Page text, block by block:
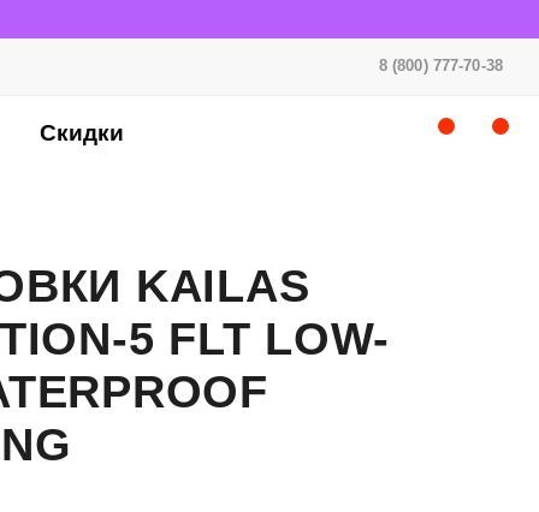
8 (800) 777-70-38
Скидки
KAILAS
5 FLT LOW-